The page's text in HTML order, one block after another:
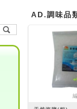
AD.調味品